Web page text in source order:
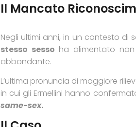
Il Mancato
Negli ultimi anni, in un contesto di
stesso sesso ha alimentato
abbondante.
L’ultima pronuncia di maggiore
in cui gli Ermellini hanno
same-sex.